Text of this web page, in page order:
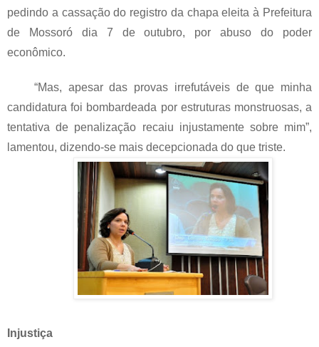
pedindo a cassação do registro da chapa eleita à Prefeitura
de Mossoró dia 7 de outubro, por abuso do poder
econômico.
“Mas, apesar das provas irrefutáveis de que minha
candidatura foi bombardeada por estruturas monstruosas, a
tentativa de penalização recaiu injustamente sobre mim”,
lamentou, dizendo-se mais decepcionada do que triste.
Injustiça